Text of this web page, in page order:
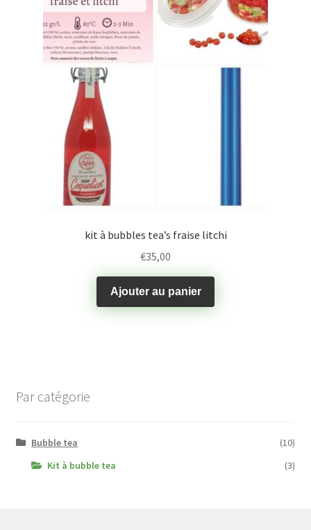
kit à bubbles tea’s fraise litchi
€35,00
Ajouter au panier
Par catégorie
Bubble tea
(10)
Kit à bubble tea
(3)